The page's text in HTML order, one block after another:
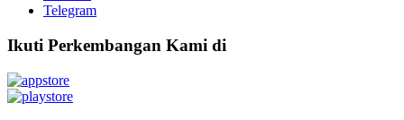
Telegram
Ikuti Perkembangan Kami di